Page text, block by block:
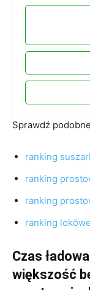
Sprawdź
ranking
ranking
ranking
ranking
Czas
większość